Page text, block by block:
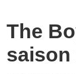
The
saison